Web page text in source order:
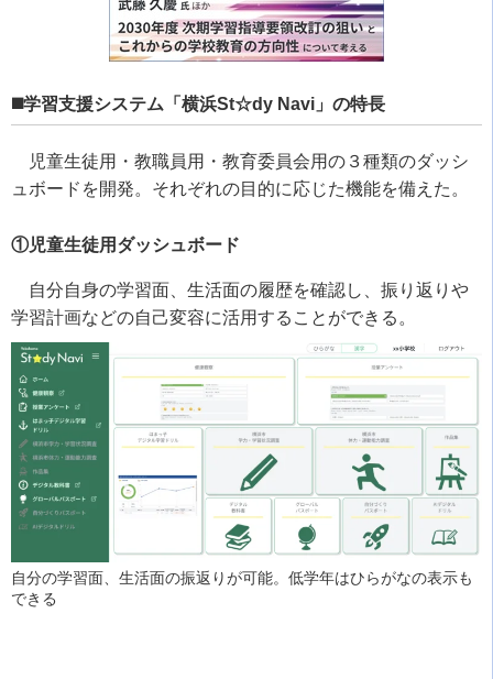
◼️学習支援システム「横浜St☆dy Navi」の特長
児童生徒用・教職員用・教育委員会用の３種類のダッシ
ュボードを開発。それぞれの目的に応じた機能を備えた。
①児童生徒用ダッシュボード
自分自身の学習面、生活面の履歴を確認し、振り返りや
学習計画などの自己変容に活用することができる。
自分の学習面、生活面の振返りが可能。低学年はひらがなの表示も
できる